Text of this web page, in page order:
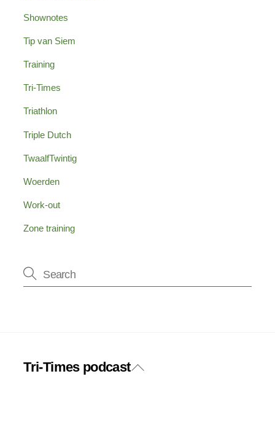
Shownotes
Tip van Siem
Training
Tri-Times
Triathlon
Triple Dutch
TwaalfTwintig
Woerden
Work-out
Zone training
Back
Tri-Times podcastTwitter